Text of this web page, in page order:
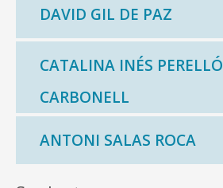
DAVID GIL DE PAZ
CATALINA INÉS PERELLÓ
CARBONELL
ANTONI SALAS ROCA